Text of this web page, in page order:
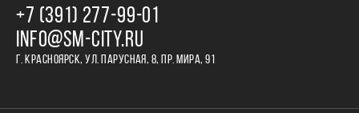
+7 (391) 277‒99‒01
INFO@SM-CITY.RU
Г. КРАСНОЯРСК, УЛ. ПАРУСНАЯ, 8, ПР. МИРА, 91